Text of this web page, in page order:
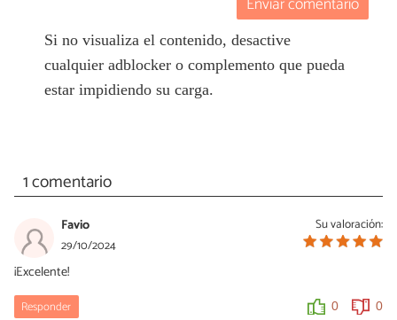
Si no visualiza el contenido, desactive
cualquier adblocker o complemento que pueda
estar impidiendo su carga.
1 comentario
Su valoración:
Favio
29/10/2024
¡Excelente!
Responder 0 0